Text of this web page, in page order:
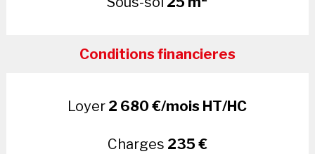
Conditions financieres
Loyer 2 680 €/mois HT/HC
Charges 235 €